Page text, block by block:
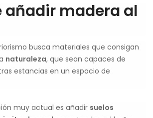
añadir madera al
busca materiales que consigan
naturaleza, que sean capaces de
estancias en un espacio de
muy actual es añadir suelos